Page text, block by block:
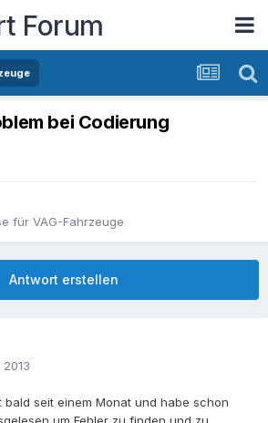
Forum
bei Codierung
für VAG-Fahrzeuge
Antwort erstellen
bald seit einem Monat und habe schon